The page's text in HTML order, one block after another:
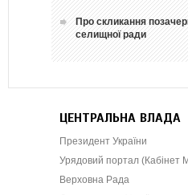
Про скликання
селищної ради
ЦЕНТРАЛЬНА ВЛАДА
Президент України
Урядовий портал (Кабінет
Верховна Рада